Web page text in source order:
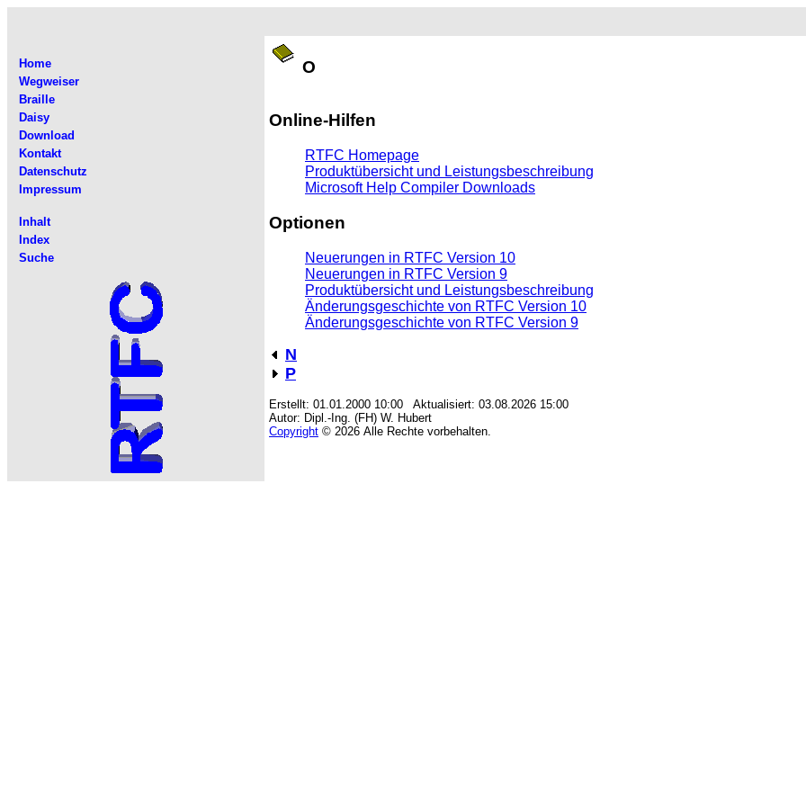
Home
Wegweiser
Braille
Daisy
Download
Kontakt
Datenschutz
Impressum
Inhalt
Index
Suche
O
Online-Hilfen
RTFC Homepage
Produktübersicht und Leistungsbeschreibung
Microsoft Help Compiler Downloads
Optionen
Neuerungen in RTFC Version 10
Neuerungen in RTFC Version 9
Produktübersicht und Leistungsbeschreibung
Änderungsgeschichte von RTFC Version 10
Änderungsgeschichte von RTFC Version 9
N
P
Erstellt: 01.01.2000 10:00 Aktualisiert: 03.08.2026 15:00
Autor: Dipl.-Ing. (FH) W. Hubert
Copyright © 2026 Alle Rechte vorbehalten.